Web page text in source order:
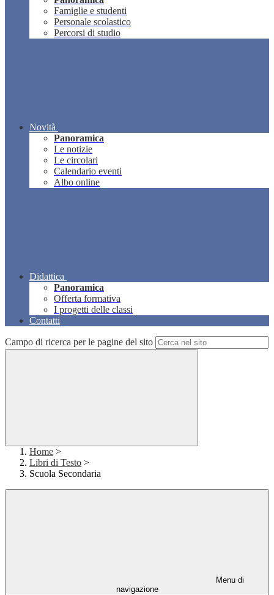
Famiglie e studenti
Personale scolastico
Percorsi di studio
Novità
Panoramica
Le notizie
Le circolari
Calendario eventi
Albo online
Didattica
Panoramica
Offerta formativa
I progetti delle classi
Contatti
Campo di ricerca per le pagine del sito
Home >
Libri di Testo >
Scuola Secondaria
Menu di
navigazione